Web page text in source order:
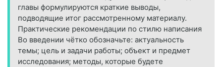
главы формулируются краткие выводы,
подводящие итог рассмотренному материалу.
Практические рекомендации по стилю написания
Во введении чётко обозначьте: актуальность
темы; цель и задачи работы; объект и предмет
исследования; методы, которые будете